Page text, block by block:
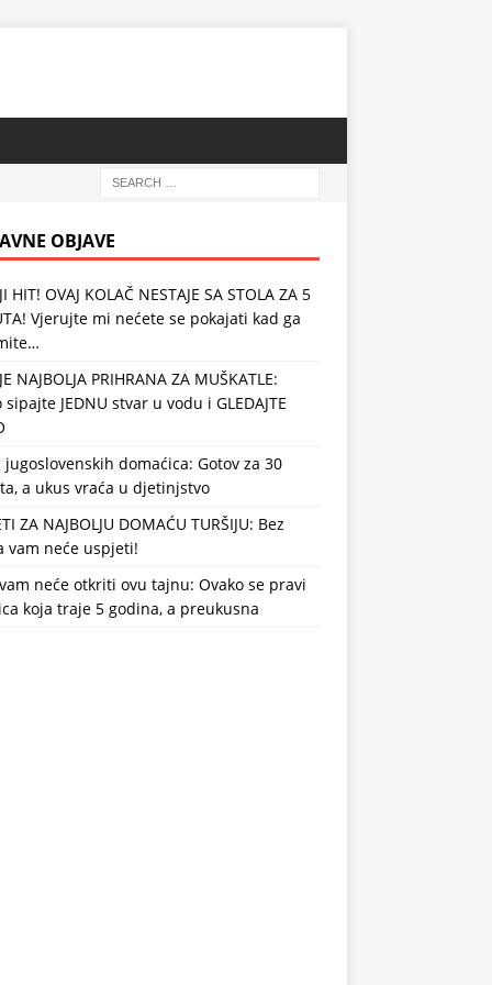
OBJAVE
HIT! OVAJ KOLAČ NESTAJE SA STOLA ZA 5
Vjerujte mi nećete se pokajati kad ga
NAJBOLJA PRIHRANA ZA MUŠKATLE:
sipajte JEDNU stvar u vodu i GLEDAJTE
jugoslovenskih domaćica: Gotov za 30
a ukus vraća u djetinjstvo
ZA NAJBOLJU DOMAĆU TURŠIJU: Bez
vam neće uspjeti!
neće otkriti ovu tajnu: Ovako se pravi
koja traje 5 godina, a preukusna